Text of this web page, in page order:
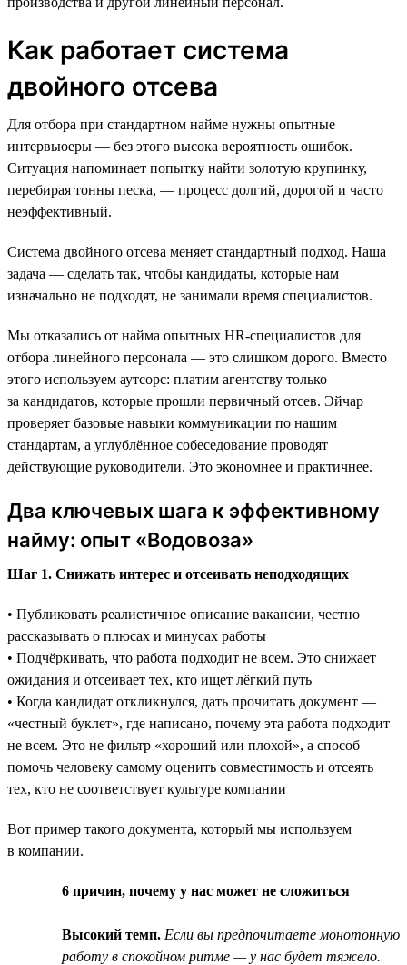
Как работает система
двойного отсева
Для отбора при стандартном найме нужны опытные
интервьюеры — без этого высока вероятность ошибок.
Ситуация напоминает попытку найти золотую крупинку,
перебирая тонны песка, — процесс долгий, дорогой и часто
неэффективный.
Система двойного отсева меняет стандартный подход. Наша
задача — сделать так, чтобы кандидаты, которые нам
изначально не подходят, не занимали время специалистов.
Мы отказались от найма опытных HR-специалистов для
отбора линейного персонала — это слишком дорого. Вместо
этого используем аутсорс: платим агентству только
за кандидатов, которые прошли первичный отсев. Эйчар
проверяет базовые навыки коммуникации по нашим
стандартам, а углублённое собеседование проводят
действующие руководители. Это экономнее и практичнее.
Два ключевых шага к эффективному
найму: опыт «Водовоза»
Шаг 1. Снижать интерес и отсеивать неподходящих
• Публиковать реалистичное описание вакансии, честно
рассказывать о плюсах и минусах работы
• Подчёркивать, что работа подходит не всем. Это снижает
ожидания и отсеивает тех, кто ищет лёгкий путь
• Когда кандидат откликнулся, дать прочитать документ —
«честный буклет», где написано, почему эта работа подходит
не всем. Это не фильтр «хороший или плохой», а способ
помочь человеку самому оценить совместимость и отсеять
тех, кто не соответствует культуре компании
Вот пример такого документа, который мы используем
в компании.
6 причин, почему у нас может не сложиться
Высокий темп. Если вы предпочитаете монотонную
работу в спокойном ритме — у нас будет тяжело.